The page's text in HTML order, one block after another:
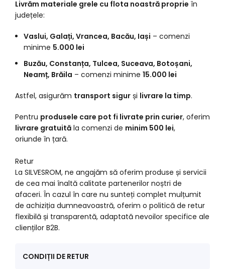
Livrăm materiale grele cu flota noastră proprie în
județele:
Vaslui, Galați, Vrancea, Bacău, Iași – comenzi
minime 5.000 lei
Buzău, Constanța, Tulcea, Suceava, Botoșani,
Neamț, Brăila – comenzi minime 15.000 lei
Astfel, asigurăm transport sigur și livrare la timp.
Pentru produsele care pot fi livrate prin curier, oferim
livrare gratuită la comenzi de minim 500 lei,
oriunde în țară.
Retur
La SILVESROM, ne angajăm să oferim produse și servicii
de cea mai înaltă calitate partenerilor noștri de
afaceri. În cazul în care nu sunteți complet mulțumit
de achiziția dumneavoastră, oferim o politică de retur
flexibilă și transparentă, adaptată nevoilor specifice ale
clienților B2B.
CONDIȚII DE RETUR